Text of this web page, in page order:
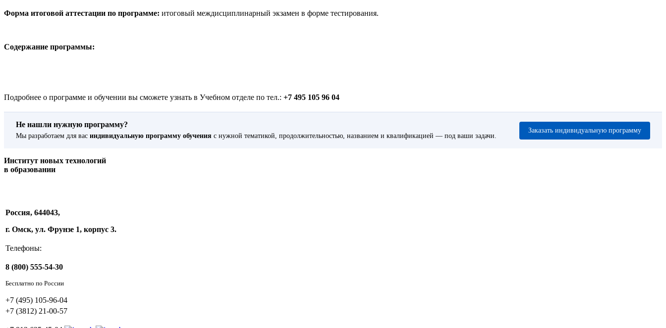
Форма итоговой аттестации по программе: итоговый междисциплинарный экзамен в форме тестирования.
Содержание программы:
Подробнее о программе и обучении вы сможете узнать в Учебном отделе по тел.: +7 495 105 96 04
Не нашли нужную программу?
Мы разработаем для вас индивидуальную программу обучения с нужной тематикой, продолжительностью, названием и квалификацией — под ваши задачи.
Заказать индивидуальную программу
Институт новых технологий
в образовании
Россия, 644043,
г. Омск, ул. Фрунзе 1, корпус 3.
Телефоны:
8 (800) 555-54-30
Бесплатно по России
+7 (495) 105-96-04
+7 (3812) 21-00-57